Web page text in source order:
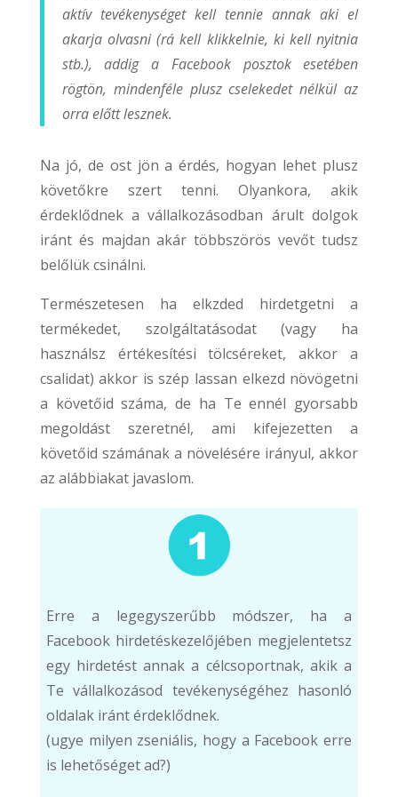
aktív tevékenységet kell tennie annak aki el
akarja olvasni (rá kell klikkelnie, ki kell nyitnia
stb.), addig a Facebook posztok esetében
rögtön, mindenféle plusz cselekedet nélkül az
orra előtt lesznek.
Na jó, de ost jön a érdés, hogyan lehet plusz
követőkre szert tenni. Olyankora, akik
érdeklődnek a vállalkozásodban árult dolgok
iránt és majdan akár többszörös vevőt tudsz
belőlük csinálni.
Természetesen ha elkzded hirdetgetni a
termékedet, szolgáltatásodat (vagy ha
használsz értékesítési tölcséreket, akkor a
csalidat) akkor is szép lassan elkezd növögetni
a követőid száma, de ha Te ennél gyorsabb
megoldást szeretnél, ami kifejezetten a
követőid számának a növelésére irányul, akkor
az alábbiakat javaslom.
Erre a legegyszerűbb módszer, ha a
Facebook hirdetéskezelőjében megjelentetsz
egy hirdetést annak a célcsoportnak, akik a
Te vállalkozásod tevékenységéhez hasonló
oldalak iránt érdeklődnek.
(ugye milyen zseniális, hogy a Facebook erre
is lehetőséget ad?)